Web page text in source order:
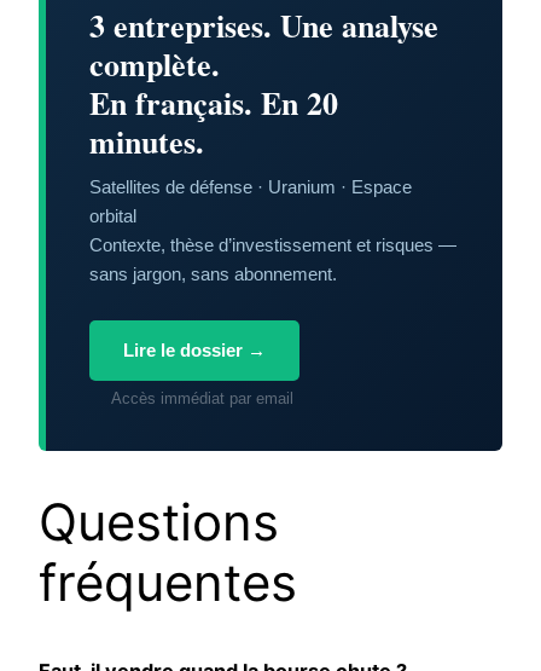
3 entreprises. Une analyse
complète.
En français. En 20
minutes.
Satellites de défense · Uranium · Espace
orbital
Contexte, thèse d’investissement et risques —
sans jargon, sans abonnement.
Lire le dossier →
Accès immédiat par email
Questions
fréquentes